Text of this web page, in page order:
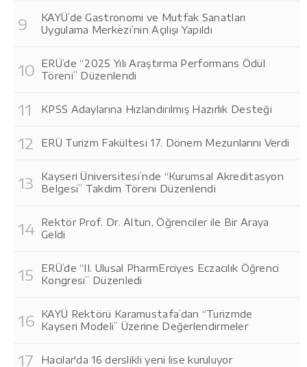
KAYÜ’de Gastronomi ve Mutfak Sanatları
Uygulama Merkezi’nin Açılışı Yapıldı
ERÜ’de “2025 Yılı Araştırma Performans Ödül
Töreni” Düzenlendi
KPSS Adaylarına Hızlandırılmış Hazırlık Desteği
ERÜ Turizm Fakültesi 17. Dönem Mezunlarını Verdi
Kayseri Üniversitesi’nde “Kurumsal Akreditasyon
Belgesi” Takdim Töreni Düzenlendi
Rektör Prof. Dr. Altun, Öğrenciler ile Bir Araya
Geldi
ERÜ’de “II. Ulusal PharmErciyes Eczacılık Öğrenci
Kongresi” Düzenledi
KAYÜ Rektörü Karamustafa’dan “Turizmde
Kayseri Modeli” Üzerine Değerlendirmeler
Hacılar'da 16 derslikli yeni lise kuruluyor